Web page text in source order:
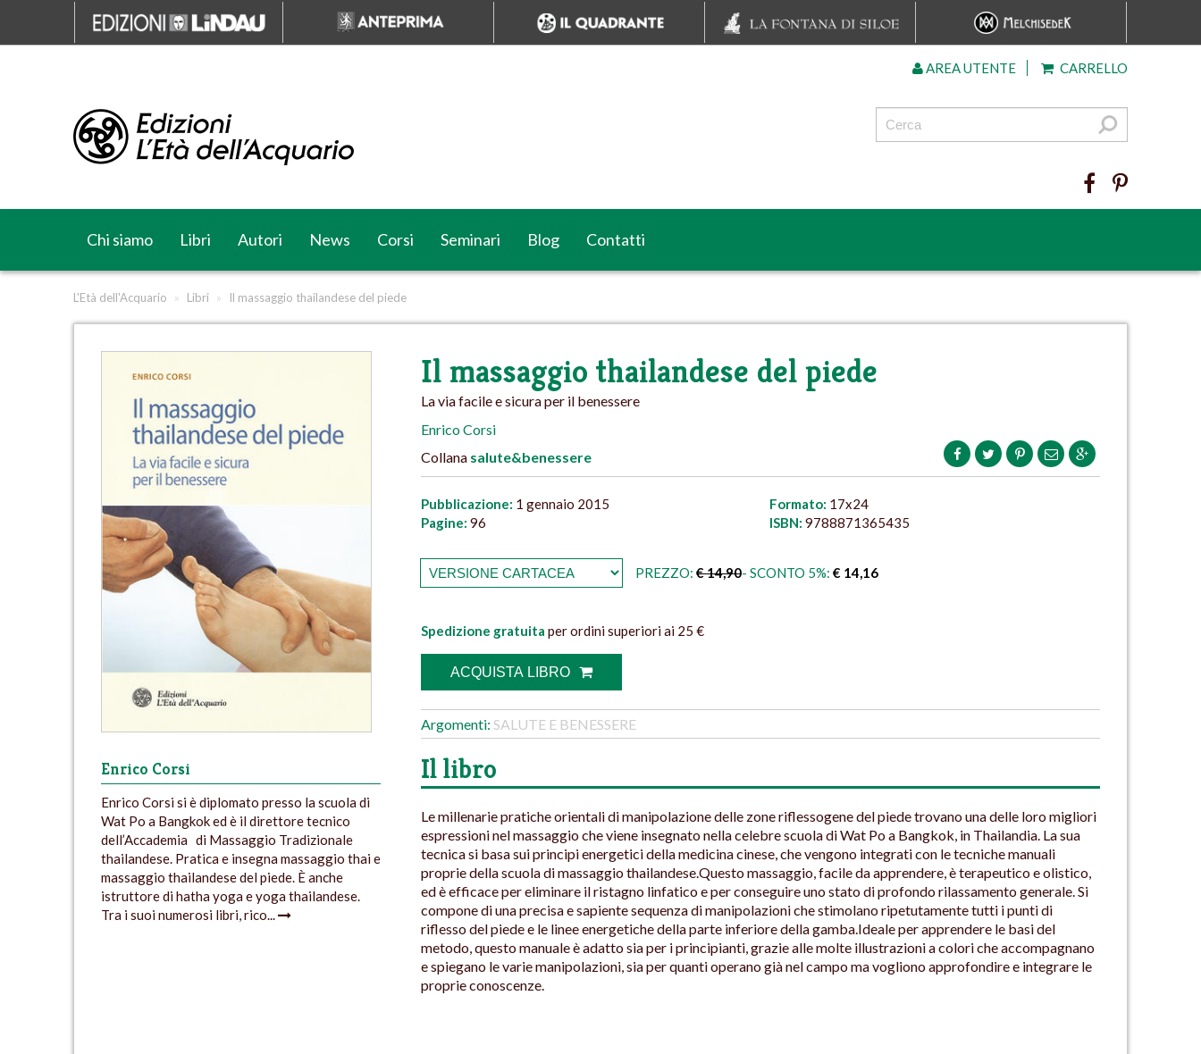
AREA UTENTE CARRELLO
Chi siamo Libri Autori News Corsi Seminari Blog Contatti
L'Età dell'Acquario » Libri » Il massaggio thailandese del piede
Il massaggio thailandese del piede
La via facile e sicura per il benessere
Enrico Corsi
Collana salute&benessere
Pubblicazione: 1 gennaio 2015
Pagine: 96
Formato: 17x24
ISBN: 9788871365435
PREZZO: € 14,90- SCONTO 5%: € 14,16
Spedizione gratuita per ordini superiori ai 25 €
ACQUISTA LIBRO
Argomenti: SALUTE E BENESSERE
Enrico Corsi
Enrico Corsi si è diplomato presso la scuola di
Wat Po a Bangkok ed è il direttore tecnico
dell’Accademia di Massaggio Tradizionale
thailandese. Pratica e insegna massaggio thai e
massaggio thailandese del piede. È anche
istruttore di hatha yoga e yoga thailandese.
Tra i suoi numerosi libri, rico...
Il libro
Le millenarie pratiche orientali di manipolazione delle zone riflessogene del piede trovano una delle loro migliori
espressioni nel massaggio che viene insegnato nella celebre scuola di Wat Po a Bangkok, in Thailandia. La sua
tecnica si basa sui principi energetici della medicina cinese, che vengono integrati con le tecniche manuali
proprie della scuola di massaggio thailandese.Questo massaggio, facile da apprendere, è terapeutico e olistico,
ed è efficace per eliminare il ristagno linfatico e per conseguire uno stato di profondo rilassamento generale. Si
compone di una precisa e sapiente sequenza di manipolazioni che stimolano ripetutamente tutti i punti di
riflesso del piede e le linee energetiche della parte inferiore della gamba.Ideale per apprendere le basi del
metodo, questo manuale è adatto sia per i principianti, grazie alle molte illustrazioni a colori che accompagnano
e spiegano le varie manipolazioni, sia per quanti operano già nel campo ma vogliono approfondire e integrare le
proprie conoscenze.